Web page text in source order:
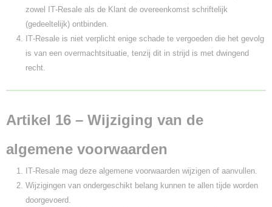
zowel IT‑Resale als de Klant de overeenkomst schriftelijk
(gedeeltelijk) ontbinden.
IT‑Resale is niet verplicht enige schade te vergoeden die het gevolg
is van een overmachtsituatie, tenzij dit in strijd is met dwingend
recht.
Artikel 16 – Wijziging van de
algemene voorwaarden
IT‑Resale mag deze algemene voorwaarden wijzigen of aanvullen.
Wijzigingen van ondergeschikt belang kunnen te allen tijde worden
doorgevoerd.